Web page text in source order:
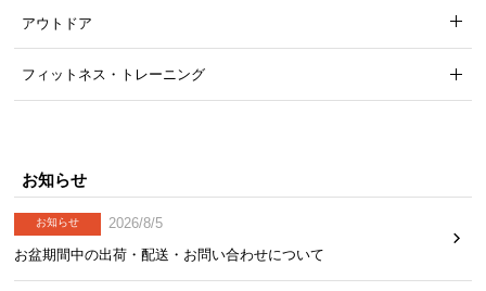
アウトドア
フィットネス・トレーニング
お知らせ
お知らせ
2026/8/5
お盆期間中の出荷・配送・お問い合わせについて